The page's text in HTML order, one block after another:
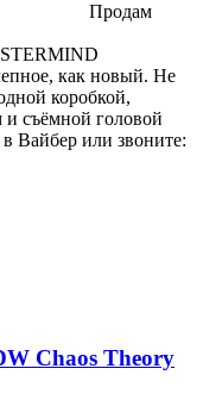
Продам
как новый. Не
коробкой,
съёмной головой
Вайбер или звоните:
Chaos Theory